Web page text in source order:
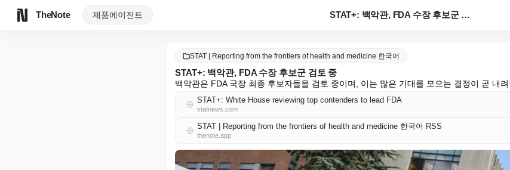
TheNote 제품에이전트 STAT+: 백악관, FDA 수장 후보군 검토 중
STAT | Reporting from the frontiers of health and medicine 한국어
STAT+: 백악관, FDA 수장 후보군 검토 중
백악관은 FDA 국장 최종 후보자들을 검토 중이며, 이는 많은 기대를 모으는 결정이 곧 내
STAT+: White House reviewing top contenders to lead FDA
statnews.com
STAT | Reporting from the frontiers of health and medicine 한국어 RSS
thenote.app